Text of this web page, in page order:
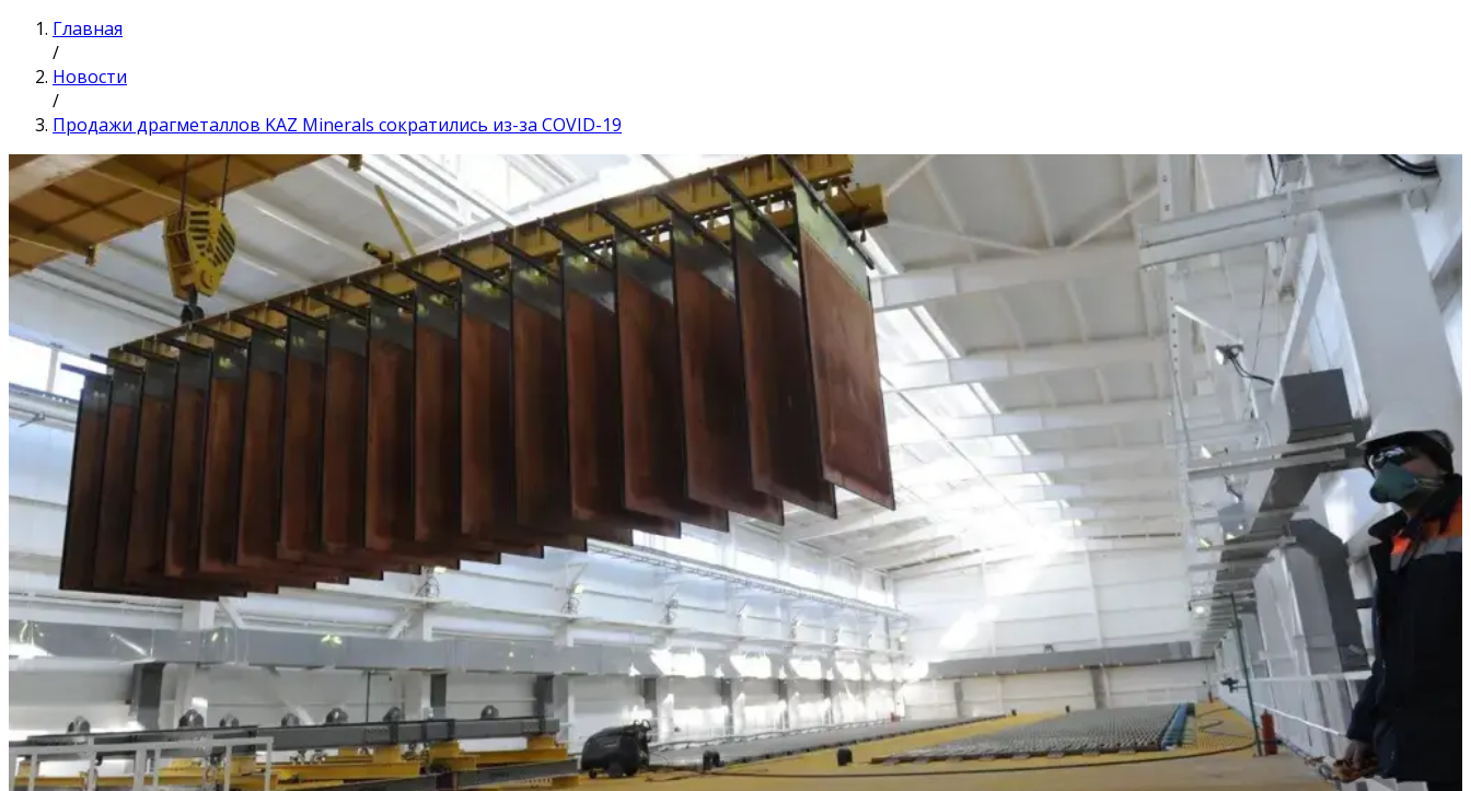
Главная
/
Новости
/
Продажи драгметаллов KAZ Minerals сократились из-за COVID-19